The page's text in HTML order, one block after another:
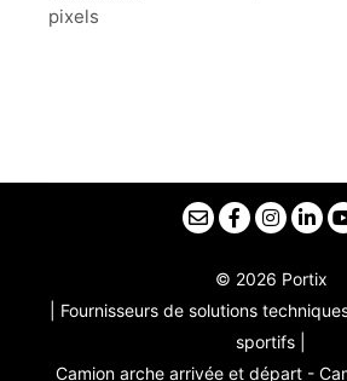
pixels
© 2026 Portix
| Fournisseurs de solutions
sportifs |
Camion arche arrivée et départ -